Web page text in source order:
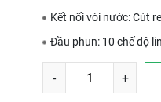
Kết nối vòi nước: Cút
Đầu phun: 10 chế độ
- +